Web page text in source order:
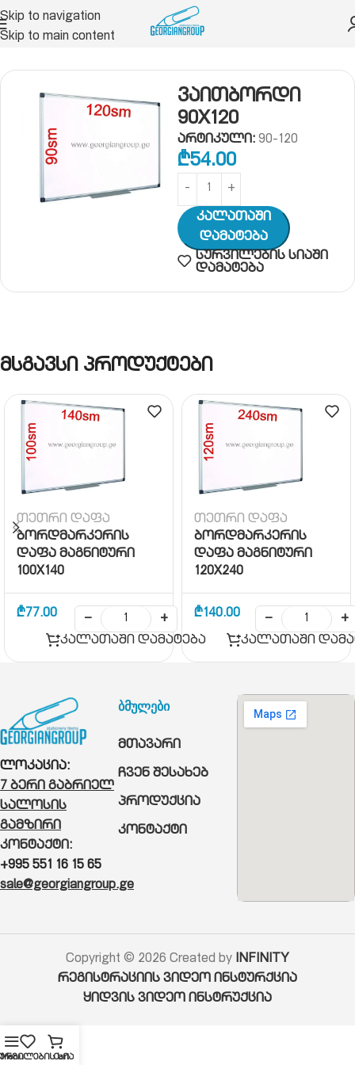
Skip to navigation
Skip to main content
მთავარი საოფისე დაფები
ვაითბორდი
90X120
არტიკული: 90-120
₾54.00
Კალათაში
Დამატება
სურვილების სიაში
დამატება
მსგავსი პროდუქტები
თეთრი დაფა
ბორდმარკერის
დაფა მაგნიტური
100X140
₾77.00 −
+
კალათაში დამატება
თეთრი დაფა
ბორდმარკერის
დაფა მაგნიტური
120X240
₾140.00 −
+
კალათაში
ლოკაცია:
7 ბერი გაბრიელ
სალოსის
გამზირი
კონტაქტი:
+995 551 16 15 65
sale@georgiangroup.ge
ბმულები
მთავარი
ჩვენ შესახებ
პროდუქცია
კონტაქტი
Copyright © 2026 Created by INFINITY
რეგისტრაციის ვიდეო ინსტურქცია
ყიდვის ვიდეო ინსტრუქცია
Menu სია
Cart